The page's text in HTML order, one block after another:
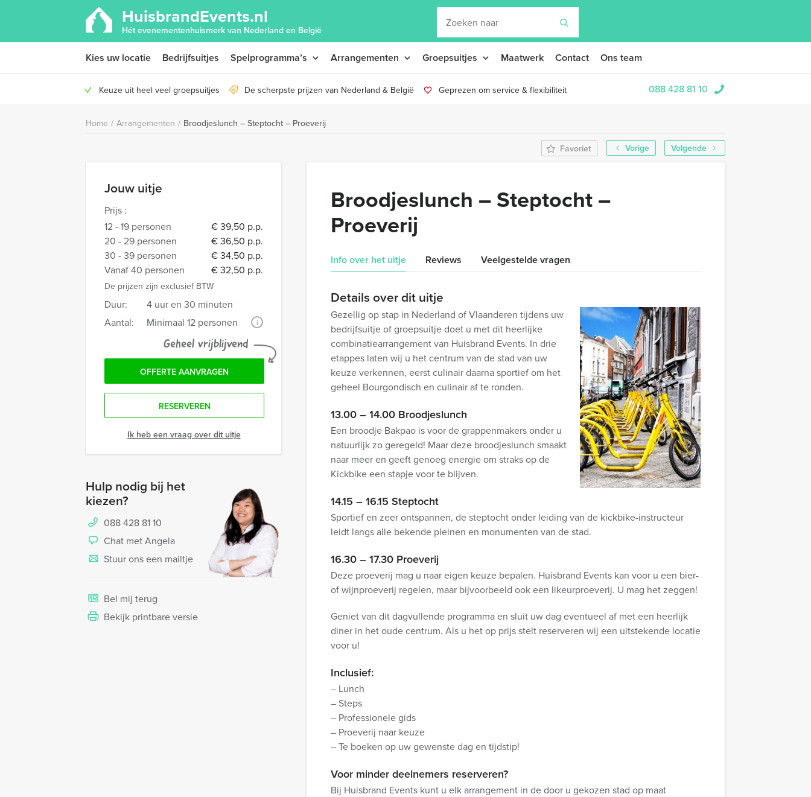
HuisbrandEvents.nl
Hét evenementenhuismerk van Nederland en België
Kies uw locatie Bedrijfsuitjes Spelprogramma’s Arrangementen Groepsuitjes Maatwerk Contact Ons team
Keuze uit heel veel groepsuitjes De scherpste prijzen van Nederland & België Geprezen om service & flexibiliteit 088 428 81 10
Home / Arrangementen / Broodjeslunch – Steptocht – Proeverij
Vorige Volgende
Favoriet
Jouw uitje
Prijs :
12 - 19 personen
€ 39,50 p.p.
20 - 29 personen
€ 36,50 p.p.
30 - 39 personen
€ 34,50 p.p.
Vanaf 40 personen
€ 32,50 p.p.
De prijzen zijn exclusief BTW
Duur:
4 uur en 30 minuten
Aantal:
Minimaal 12 personen i
Geheel vrijblijvend
OFFERTE AANVRAGEN
RESERVEREN
Ik heb een vraag over dit uitje
Hulp nodig bij het
kiezen?
088 428 81 10
Chat met Angela
Stuur ons een mailtje
Bel mij terug
Bekijk printbare versie
Broodjeslunch – Steptocht –
Proeverij
Info over het uitje Reviews Veelgestelde vragen
Details over dit uitje
Gezellig op stap in Nederland of Vlaanderen tijdens uw
bedrijfsuitje of groepsuitje doet u met dit heerlijke
combinatiearrangement van Huisbrand Events. In drie
etappes laten wij u het centrum van de stad van uw
keuze verkennen, eerst culinair daarna sportief om het
geheel Bourgondisch en culinair af te ronden.
13.00 – 14.00 Broodjeslunch
Een broodje Bakpao is voor de grappenmakers onder u
natuurlijk zo geregeld! Maar deze broodjeslunch smaakt
naar meer en geeft genoeg energie om straks op de
Kickbike een stapje voor te blijven.
14.15 – 16.15 Steptocht
Sportief en zeer ontspannen, de steptocht onder leiding van de kickbike-instructeur
leidt langs alle bekende pleinen en monumenten van de stad.
16.30 – 17.30 Proeverij
Deze proeverij mag u naar eigen keuze bepalen. Huisbrand Events kan voor u een bier-
of wijnproeverij regelen, maar bijvoorbeeld ook een likeurproeverij. U mag het zeggen!
Geniet van dit dagvullende programma en sluit uw dag eventueel af met een heerlijk
diner in het oude centrum. Als u het op prijs stelt reserveren wij een uitstekende locatie
voor u!
Inclusief:
– Lunch
– Steps
– Professionele gids
– Proeverij naar keuze
– Te boeken op uw gewenste dag en tijdstip!
Voor minder deelnemers reserveren?
Bij Huisbrand Events kunt u elk arrangement in de door u gekozen stad op maat